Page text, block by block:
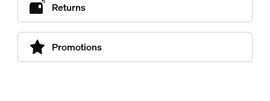
Returns
Promotions